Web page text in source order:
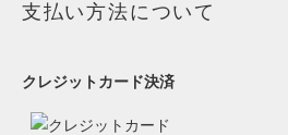
支払い方法について
クレジットカード決済